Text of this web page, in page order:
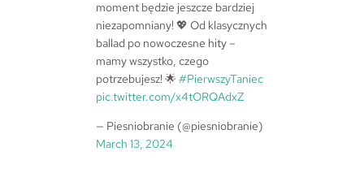
moment będzie jeszcze bardziej
niezapomniany! 💖 Od klasycznych
ballad po nowoczesne hity –
mamy wszystko, czego
potrzebujesz! 🌟 #PierwszyTaniec
pic.twitter.com/x4tORQAdxZ
— Piesniobranie (@piesniobranie)
March 13, 2024